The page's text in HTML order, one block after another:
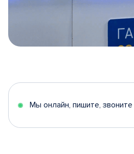
5
Мы онлайн, пишите, звоните